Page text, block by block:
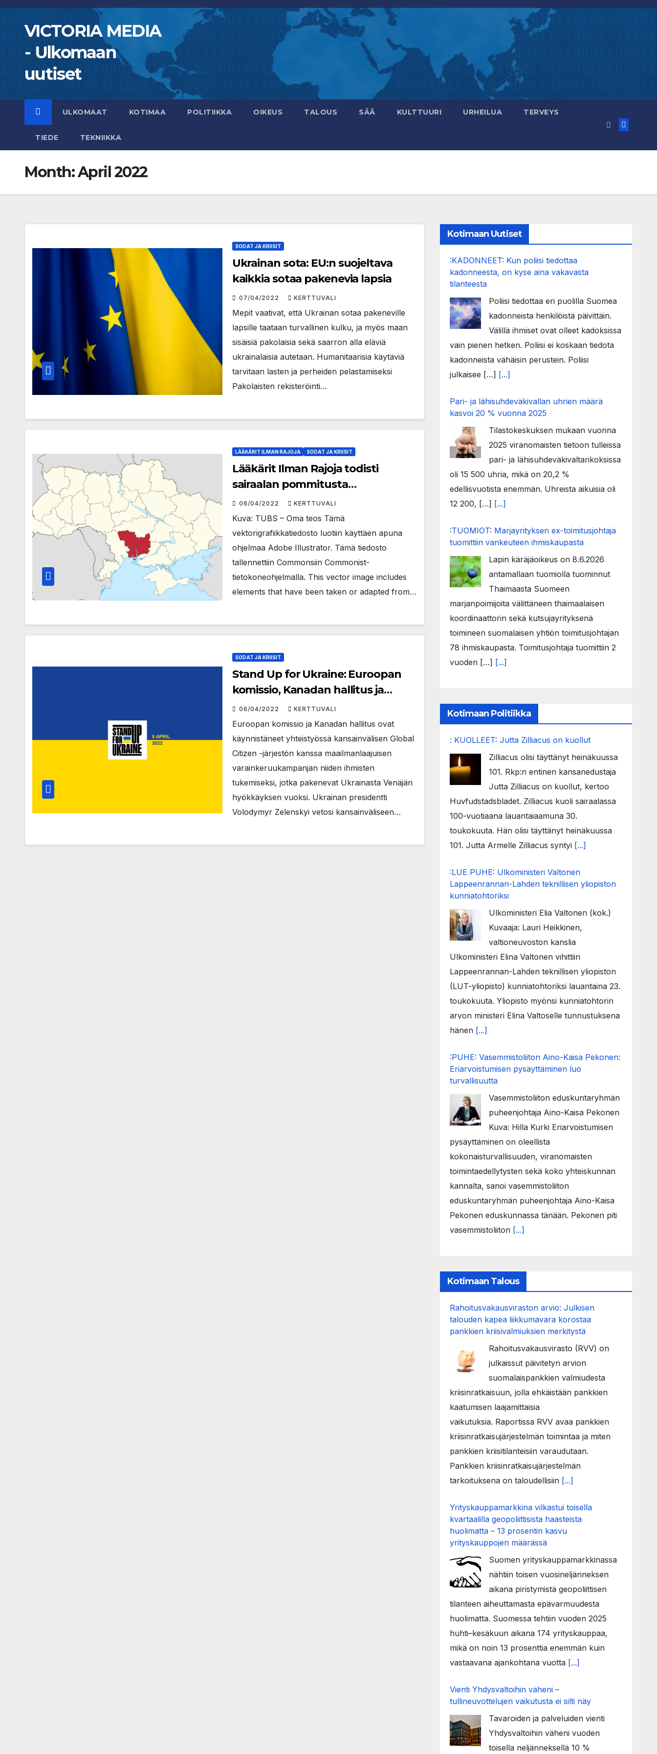
Skip
contentVICTORIA MEDIA
- Ulkomaan
uutiset
ULKOMAAT KOTIMAA POLITIIKKA OIKEUS TALOUS SÄÄ KULTTUURI URHEILUA TERVEYS
TIEDE TEKNIIKKA
Month:April 2022
SODAT JA KRIISIT
Ukrainan sota: EU:n suojeltava
kaikkia sotaa pakenevia lapsia
07/04/2022 KERTTUVALI
Mepit vaativat, että Ukrainan sotaa pakeneville
lapsille taataan turvallinen kulku, ja myös maan
sisäisiä pakolaisia sekä saarron alla eläviä
ukrainalaisia autetaan. Humanitaarisia käytäviä
tarvitaan lasten ja perheiden pelastamiseksi
Pakolaisten rekisteröinti…
LÄÄKÄRIT ILMAN RAJOJA SODAT JA KRIISIT
Lääkärit Ilman Rajoja todisti
sairaalan pommitusta
Mykolajivissa, Ukrainassa
06/04/2022 KERTTUVALI
Kuva: TUBS – Oma teos Tämä
vektorigrafiikkatiedosto luotiin käyttäen apuna
ohjelmaa Adobe Illustrator. Tämä tiedosto
tallennettiin Commonsiin Commonist-
tietokoneohjelmalla. This vector image includes
elements that have been taken or adapted from…
SODAT JA KRIISIT
Stand Up for Ukraine: Euroopan
komissio, Kanadan hallitus ja
Global Citizen yhteistyössä
pakolaisille suunnattavan tuen
liikkeelle saamiseksi
06/04/2022 KERTTUVALI
Euroopan komissio ja Kanadan hallitus ovat
käynnistäneet yhteistyössä kansainvälisen Global
Citizen -järjestön kanssa maailmanlaajuisen
varainkeruukampanjan niiden ihmisten
tukemiseksi, jotka pakenevat Ukrainasta Venäjän
hyökkäyksen vuoksi. Ukrainan presidentti
Volodymyr Zelenskyi vetosi kansainväliseen…
Kotimaan Uutiset
:KADONNEET: Kun poliisi tiedottaa
kadonneesta, on kyse aina vakavasta
tilanteesta
Poliisi tiedottaa eri puolilla Suomea
kadonneista henkilöistä päivittäin.
Välillä ihmiset ovat olleet kadoksissa
vain pienen hetken. Poliisi ei koskaan tiedota
kadonneista vähäisin perustein. Poliisi
julkaisee […] [...]
Pari- ja lähisuhdeväkivallan uhrien määrä
kasvoi 20 % vuonna 2025
Tilastokeskuksen mukaan vuonna
2025 viranomaisten tietoon tulleissa
pari- ja lähisuhdeväkivaltarikoksissa
oli 15 500 uhria, mikä on 20,2 %
edellisvuotista enemmän. Uhreista aikuisia oli
12 200, […] [...]
:TUOMIOT: Marjayrityksen ex-toimitusjohtaja
tuomittiin vankeuteen ihmiskaupasta
Lapin käräjäoikeus on 8.6.2026
antamallaan tuomiolla tuominnut
Thaimaasta Suomeen
marjanpoimijoita välittäneen thaimaalaisen
koordinaattorin sekä kutsujayrityksenä
toimineen suomalaisen yhtiön toimitusjohtajan
78 ihmiskaupasta. Toimitusjohtaja tuomittiin 2
vuoden […] [...]
Kotimaan Politiikka
: KUOLLEET: Jutta Zilliacus on kuollut
Zilliacus olisi täyttänyt heinäkuussa
101. Rkp:n entinen kansanedustaja
Jutta Zilliacus on kuollut, kertoo
Huvfudstadsbladet. Zilliacus kuoli sairaalassa
100-vuotiaana lauantaiaamuna 30.
toukokuuta. Hän olisi täyttänyt heinäkuussa
101. Jutta Armelle Zilliacus syntyi [...]
:LUE PUHE: Ulkoministeri Valtonen
Lappeenrannan-Lahden teknillisen yliopiston
kunniatohtoriksi
Ulkoministeri Elia Valtonen (kok.)
Kuvaaja: Lauri Heikkinen,
valtioneuvoston kanslia
Ulkoministeri Elina Valtonen vihittiin
Lappeenrannan-Lahden teknillisen yliopiston
(LUT-yliopisto) kunniatohtoriksi lauantaina 23.
toukokuuta. Yliopisto myönsi kunniatohtorin
arvon ministeri Elina Valtoselle tunnustuksena
hänen [...]
:PUHE: Vasemmistoliiton Aino-Kaisa Pekonen:
Eriarvoistumisen pysäyttäminen luo
turvallisuutta
Vasemmistoliiton eduskuntaryhmän
puheenjohtaja Aino-Kaisa Pekonen
Kuva: Hilla Kurki Eriarvoistumisen
pysäyttäminen on oleellista
kokonaisturvallisuuden, viranomaisten
toimintaedellytysten sekä koko yhteiskunnan
kannalta, sanoi vasemmistoliiton
eduskuntaryhmän puheenjohtaja Aino-Kaisa
Pekonen eduskunnassa tänään. Pekonen piti
vasemmistoliiton [...]
Kotimaan Talous
Rahoitusvakausviraston arvio: Julkisen
talouden kapea liikkumavara korostaa
pankkien kriisivalmiuksien merkitystä
Rahoitusvakausvirasto (RVV) on
julkaissut päivitetyn arvion
suomalaispankkien valmiudesta
kriisinratkaisuun, jolla ehkäistään pankkien
kaatumisen laajamittaisia
vaikutuksia. Raportissa RVV avaa pankkien
kriisinratkaisujärjestelmän toimintaa ja miten
pankkien kriisitilanteisiin varaudutaan.
Pankkien kriisinratkaisujärjestelmän
tarkoituksena on taloudellisiin [...]
Yrityskauppamarkkina vilkastui toisella
kvartaalilla geopoliittisista haasteista
huolimatta – 13 prosentin kasvu
yrityskauppojen määrässä
Suomen yrityskauppamarkkinassa
nähtiin toisen vuosineljänneksen
aikana piristymistä geopoliittisen
tilanteen aiheuttamasta epävarmuudesta
huolimatta. Suomessa tehtiin vuoden 2025
huhti–kesäkuun aikana 174 yrityskauppaa,
mikä on noin 13 prosenttia enemmän kuin
vastaavana ajankohtana vuotta [...]
Vienti Yhdysvaltoihin väheni –
tullineuvottelujen vaikutusta ei silti näy
Tavaroiden ja palveluiden vienti
Yhdysvaltoihin väheni vuoden
toisella neljänneksellä 10 %